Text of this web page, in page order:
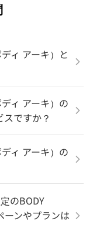
ィ アーキ）と
ディ アーキ）の
ですか？
ディ アーキ）の
のBODY
ーンやプランは